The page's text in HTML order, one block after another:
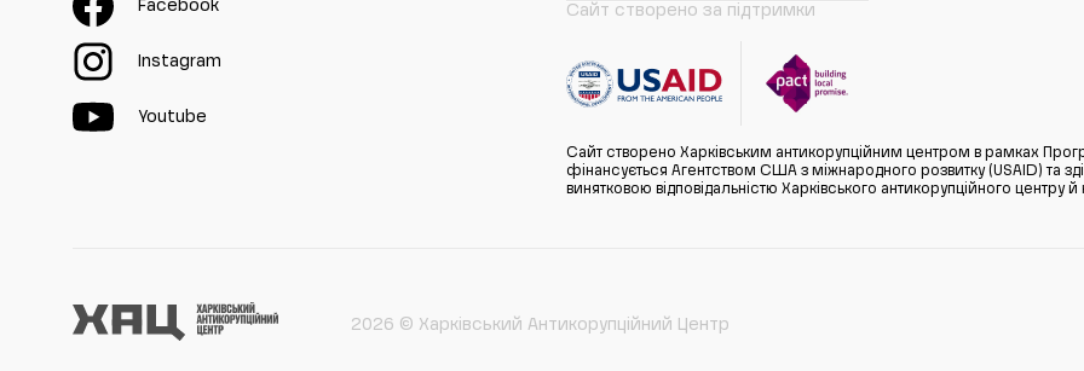
Facebook
Instagram
Youtube
Сайт створено за підтримки
Сайт створено Харківським антикорупційним центром в рамках
фінансується Агентством США з міжнародного розвитку (USAID) та
винятковою відповідальністю Харківського антикорупційного
2026 © Харківський Антикорупційний Центр